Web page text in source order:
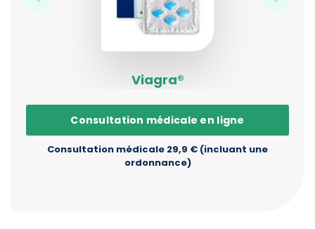
Viagra®
Consultation médicale en ligne
Consultation médicale 29,9 € (incluant une
ordonnance)